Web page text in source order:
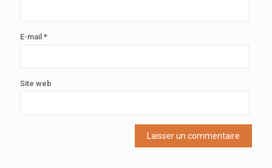
E-mail *
Site web